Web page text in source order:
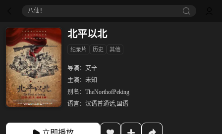
八仙！
北平以北
纪录片 历史 其他
导演： 艾辛
主演： 未知
别名： TheNorthofPeking
语言： 汉语普通话,国语